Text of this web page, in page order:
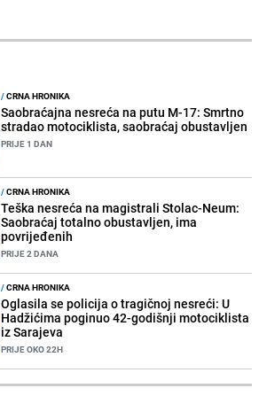
/CRNA HRONIKA
Saobraćajna nesreća na putu M-17: Smrtno
stradao motociklista, saobraćaj obustavljen
PRIJE 1 DAN
/CRNA HRONIKA
Teška nesreća na magistrali Stolac-Neum:
Saobraćaj totalno obustavljen, ima
povrijeđenih
PRIJE 2 DANA
/CRNA HRONIKA
Oglasila se policija o tragičnoj nesreći: U
Hadžićima poginuo 42-godišnji motociklista
iz Sarajeva
PRIJE OKO 22H